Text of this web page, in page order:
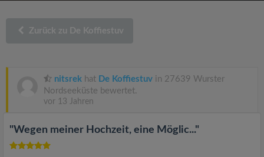
Zurück zu De Koffiestuv
nitsrek hat De Koffiestuv in 27639 Wurster
Nordseeküste bewertet.
vor 13 Jahren
"Wegen meiner Hochzeit, eine Möglic..."
a